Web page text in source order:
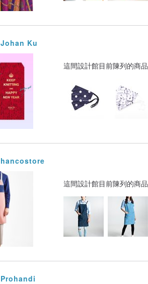
Johan Ku
這間設計館目前陳列的商品
hancostore
這間設計館目前陳列的商品
Prohandi